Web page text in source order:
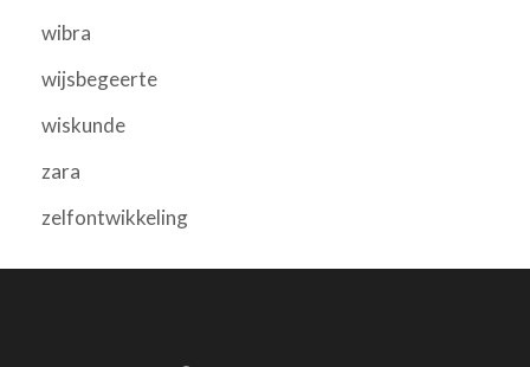
wibra
wijsbegeerte
wiskunde
zara
zelfontwikkeling